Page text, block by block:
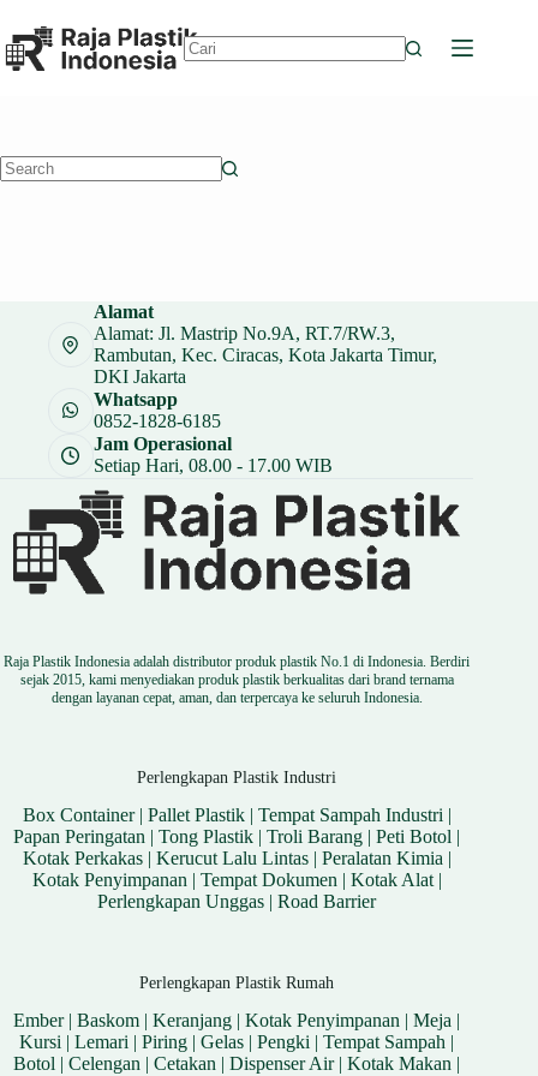
to
content
Alamat
Alamat: Jl. Mastrip No.9A, RT.7/RW.3,
Rambutan, Kec. Ciracas, Kota Jakarta Timur,
DKI Jakarta
Whatsapp
0852-1828-6185
Jam Operasional
Setiap Hari, 08.00 - 17.00 WIB
Raja Plastik Indonesia adalah distributor produk plastik No.1 di Indonesia. Berdiri
sejak 2015, kami menyediakan produk plastik berkualitas dari brand ternama
dengan layanan cepat, aman, dan terpercaya ke seluruh Indonesia.
Perlengkapan Plastik Industri
Box Container| Pallet Plastik| Tempat Sampah Industri |
Papan Peringatan |Tong Plastik |Troli Barang |Peti Botol |
Kotak Perkakas| Kerucut Lalu Lintas| Peralatan Kimia |
Kotak Penyimpanan | Tempat Dokumen | Kotak Alat|
Perlengkapan Unggas |Road Barrier
Perlengkapan Plastik Rumah
Ember|Baskom |Keranjang |Kotak Penyimpanan |Meja |
Kursi |Lemari |Piring |Gelas |Pengki |Tempat Sampah |
Botol |Celengan |Cetakan |Dispenser Air|Kotak Makan |